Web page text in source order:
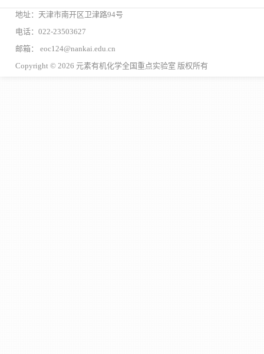
地址：天津市南开区卫津路94号
电话：022-23503627
邮箱： eoc124@nankai.edu.cn
Copyright © 2026 元素有机化学全国重点实验室 版权所有